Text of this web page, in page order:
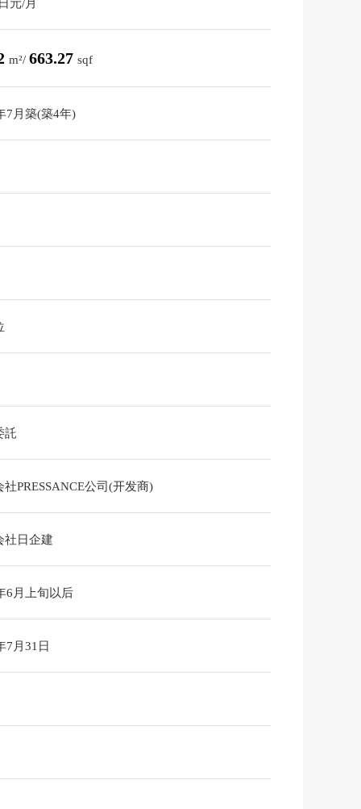
元/月
m²/ 663.27 sqf
7月築(築4年)
託
社PRESSANCE公司(开发商)
社日企建
6月上旬以后
7月31日